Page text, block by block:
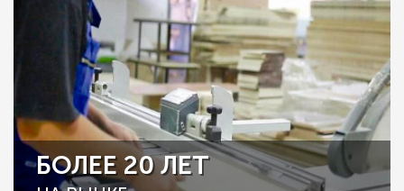
БОЛЕЕ 20 ЛЕТ